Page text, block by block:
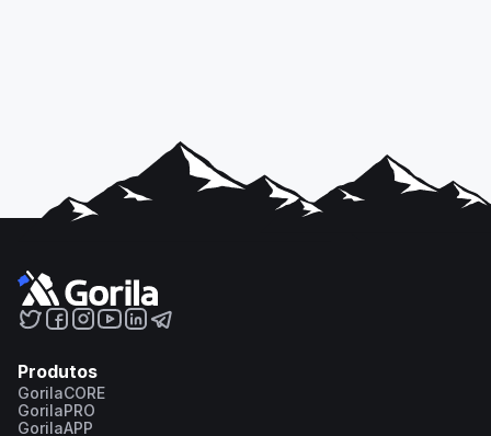
Produtos
GorilaCORE
GorilaPRO
GorilaAPP